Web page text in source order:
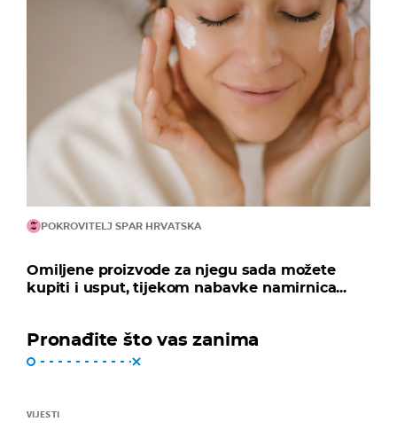
POKROVITELJ SPAR HRVATSKA
Omiljene proizvode za njegu sada možete
kupiti i usput, tijekom nabavke namirnica...
Pronađite što vas zanima
VIJESTI